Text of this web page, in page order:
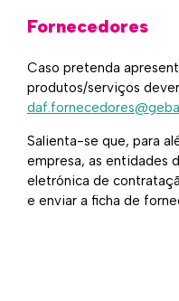
Fornecedores
Caso pretenda
produtos/serviços
Salienta-se que, para
empresa, as entidades
eletrónica de
e enviar a ficha de